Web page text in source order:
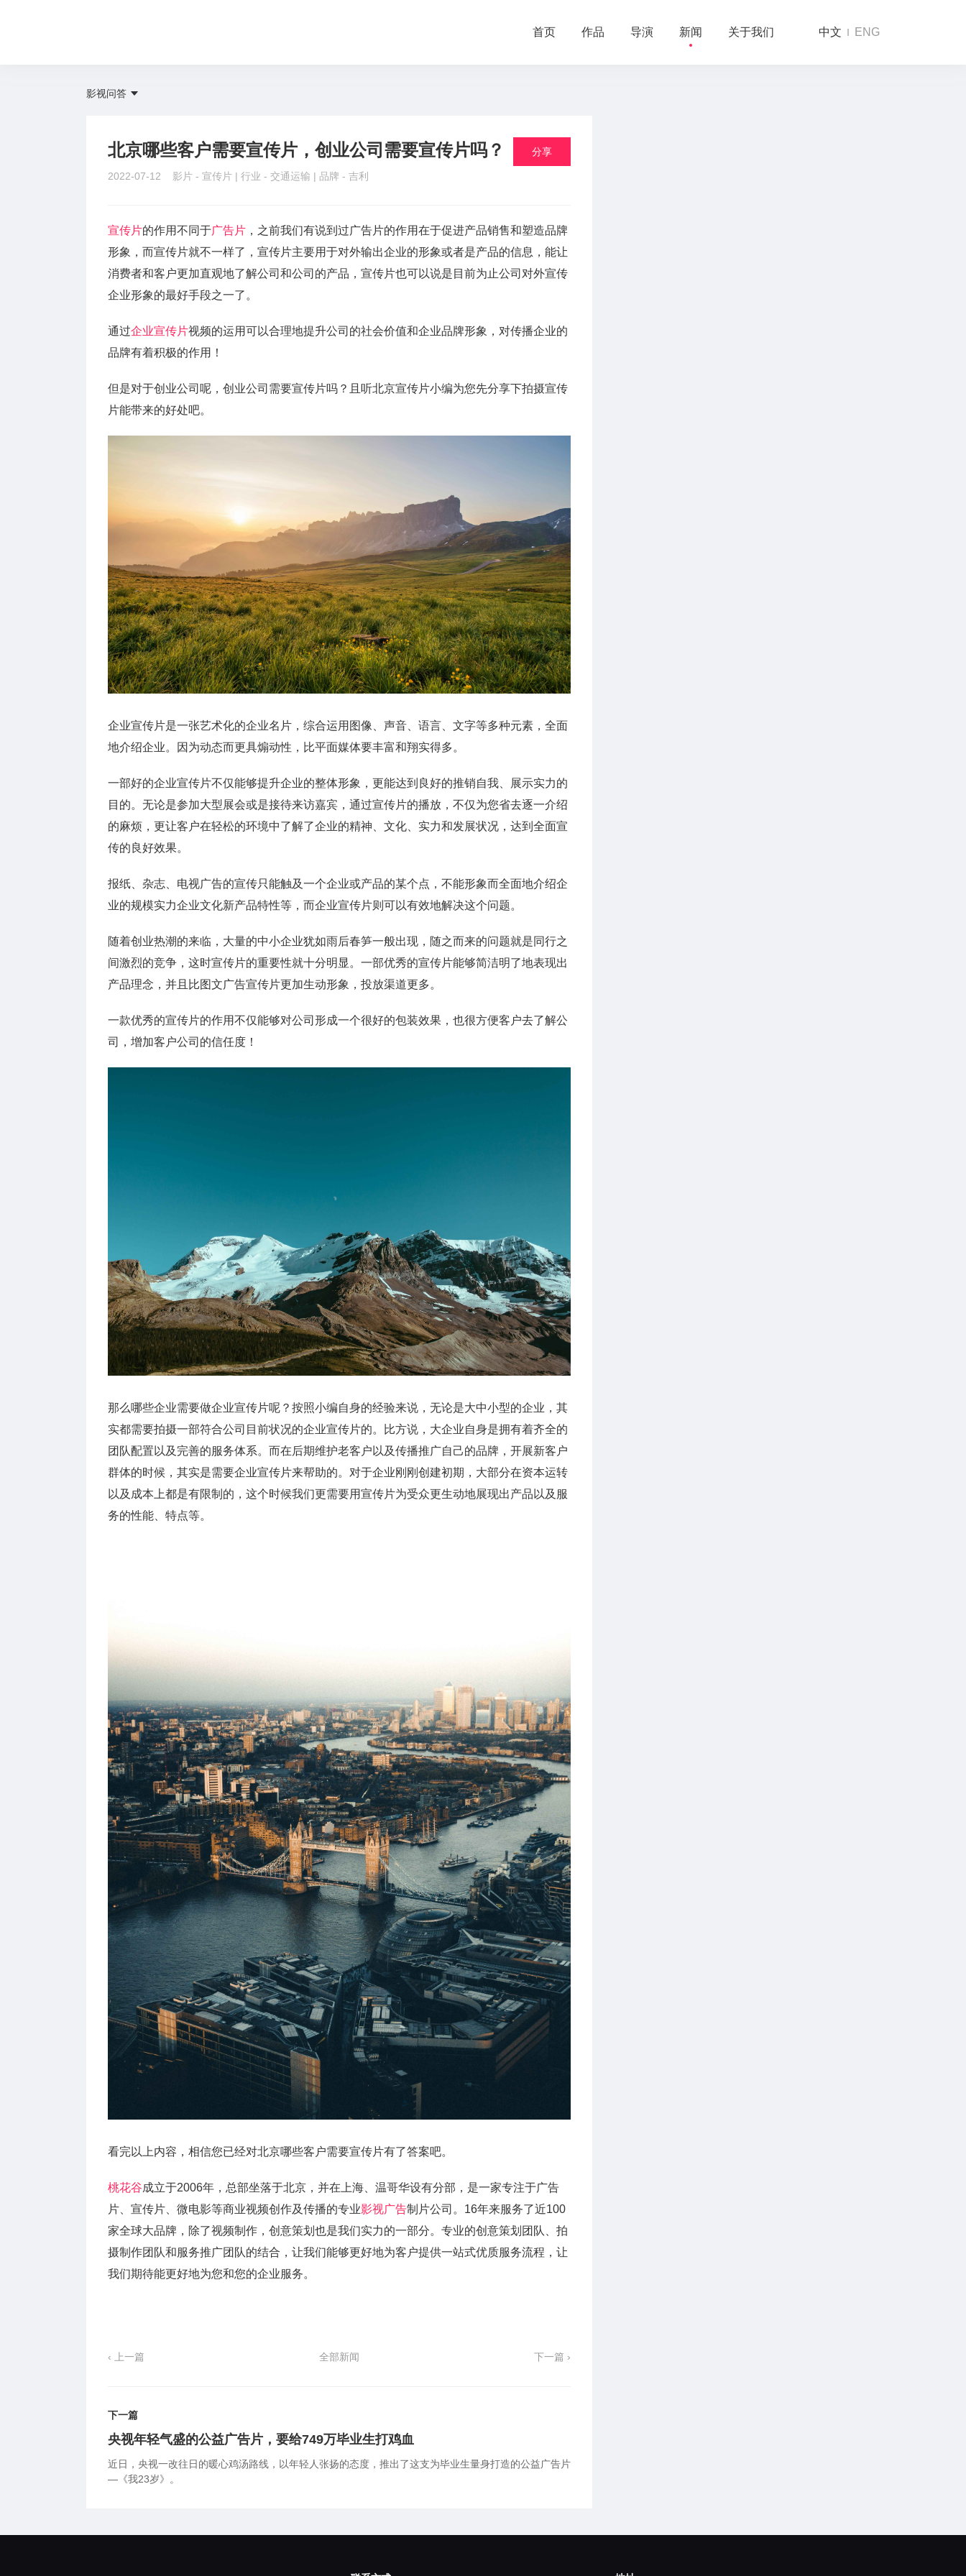
首页 作品 导演 新闻 关于我们 中文 ENG
影视问答
北京哪些客户需要宣传片，创业公司需要宣传片吗？
2022-07-12 影片 - 宣传片 | 行业 - 交通运输 | 品牌 - 吉利
分享
宣传片的作用不同于广告片 ，之前我们有说到过广告片的作用在于促进产品销售和塑造品牌
形象，而宣传片就不一样了，宣传片主要用于对外输出企业的形象或者是产品的信息，能让
消费者和客户更加直观地了解公司和公司的产品，宣传片也可以说是目前为止公司对外宣传
企业形象的最好手段之一了。
通过企业宣传片视频的运用可以合理地提升公司的社会价值和企业品牌形象，对传播企业的
品牌有着积极的作用！
但是对于创业公司呢，创业公司需要宣传片吗？且听北京宣传片小编为您先分享下拍摄宣传
片能带来的好处吧。
企业宣传片是一张艺术化的企业名片，综合运用图像、声音、语言、文字等多种元素，全面
地介绍企业。因为动态而更具煽动性，比平面媒体要丰富和翔实得多。
一部好的企业宣传片不仅能够提升企业的整体形象，更能达到良好的推销自我、展示实力的
目的。无论是参加大型展会或是接待来访嘉宾，通过宣传片的播放，不仅为您省去逐一介绍
的麻烦，更让客户在轻松的环境中了解了企业的精神、文化、实力和发展状况，达到全面宣
传的良好效果。
报纸、杂志、电视广告的宣传只能触及一个企业或产品的某个点，不能形象而全面地介绍企
业的规模实力企业文化新产品特性等，而企业宣传片则可以有效地解决这个问题。
随着创业热潮的来临，大量的中小企业犹如雨后春笋一般出现，随之而来的问题就是同行之
间激烈的竞争，这时宣传片的重要性就十分明显。一部优秀的宣传片能够简洁明了地表现出
产品理念，并且比图文广告宣传片更加生动形象，投放渠道更多。
一款优秀的宣传片的作用不仅能够对公司形成一个很好的包装效果，也很方便客户去了解公
司，增加客户公司的信任度！
那么哪些企业需要做企业宣传片呢？按照小编自身的经验来说，无论是大中小型的企业，其
实都需要拍摄一部符合公司目前状况的企业宣传片的。比方说，大企业自身是拥有着齐全的
团队配置以及完善的服务体系。而在后期维护老客户以及传播推广自己的品牌，开展新客户
群体的时候，其实是需要企业宣传片来帮助的。对于企业刚刚创建初期，大部分在资本运转
以及成本上都是有限制的，这个时候我们更需要用宣传片为受众更生动地展现出产品以及服
务的性能、特点等。
看完以上内容，相信您已经对北京哪些客户需要宣传片有了答案吧。
桃花谷成立于2006年，总部坐落于北京，并在上海、温哥华设有分部，是一家专注于广告
片、宣传片、微电影等商业视频创作及传播的专业影视广告制片公司。16年来服务了近100
家全球大品牌，除了视频制作，创意策划也是我们实力的一部分。专业的创意策划团队、拍
摄制作团队和服务推广团队的结合，让我们能够更好地为客户提供一站式优质服务流程，让
我们期待能更好地为您和您的企业服务。
‹ 上一篇 全部新闻 下一篇 ›
下一篇
央视年轻气盛的公益广告片，要给749万毕业生打鸡血
近日，央视一改往日的暖心鸡汤路线，以年轻人张扬的态度，推出了这支为毕业生量身打造的公益广告片
—《我23岁》。